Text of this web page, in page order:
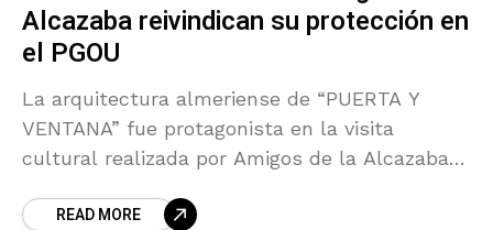
Alcazaba reivindican su protección en
el PGOU
La arquitectura almeriense de “PUERTA Y
VENTANA” fue protagonista en la visita
cultural realizada por Amigos de la Alcazaba
medios de comunicación. Su objetivo:
READ MORE